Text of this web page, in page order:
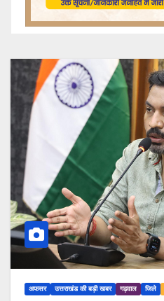
अफसर उत्तराखंड की बड़ी खबर गढ़वाल जिले